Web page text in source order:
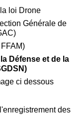
loi Drone
Générale de
Défense et de la
ci dessous
des